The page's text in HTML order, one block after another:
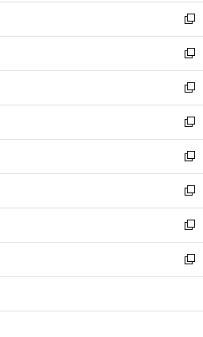
く
で
開
く
ウ
ィ
ン
ド
ウ
で
開
く
し
い
ウ
ィ
ン
ド
ウ
で
開
く
新
し
い
ウ
ィ
ン
ド
ウ
で
開
く
新
し
い
ウ
ィ
ン
ド
ウ
で
開
く
新
し
い
ウ
ィ
ン
ド
ウ
で
開
く
新
し
い
ウ
ィ
ン
ド
ウ
で
開
新
し
い
ウ
ィ
ン
ド
ウ
開
新
し
い
ウ
ィ
ン
ウ
新
し
い
ウ
ン
新
し
ウ